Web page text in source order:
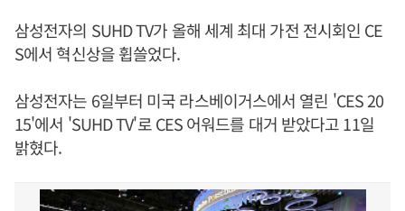
삼성전자의 SUHD TV가 올해 세계 최대 가전 전시회인 CE
S에서 혁신상을 휩쓸었다.
삼성전자는 6일부터 미국 라스베이거스에서 열린 'CES 20
15'에서 'SUHD TV'로 CES 어워드를 대거 받았다고 11일
밝혔다.